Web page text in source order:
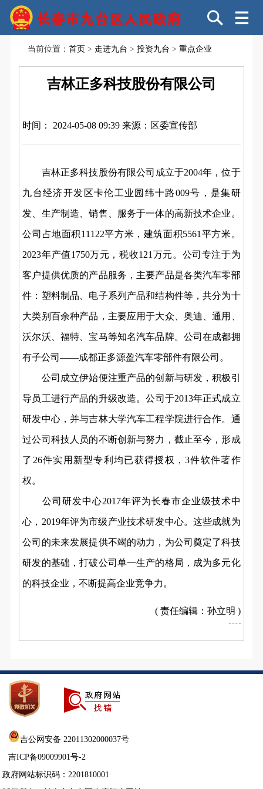
当前位置：首页 > 走进九台 >投资九台 >重点企业
吉林正多科技股份有限公司
时间： 2024-05-08 09:39来源：区委宣传部
吉林正多科技股份有限公司成立于2004年，位于
九台经济开发区卡伦工业园纬十路009号，是集研
发、生产制造、销售、服务于一体的高新技术企业。
公司占地面积11122平方米，建筑面积5561平方米。
2023年产值1750万元，税收121万元。公司专注于为
客户提供优质的产品服务，主要产品是各类汽车零部
件：塑料制品、电子系列产品和结构件等，共分为十
大类别百余种产品，主要应用于大众、奥迪、通用、
沃尔沃、福特、宝马等知名汽车品牌。公司在成都拥
有子公司——成都正多源盈汽车零部件有限公司。
公司成立伊始便注重产品的创新与研发，积极引
导员工进行产品的升级改造。公司于2013年正式成立
研发中心，并与吉林大学汽车工程学院进行合作。通
过公司科技人员的不断创新与努力，截止至今，形成
了26件实用新型专利均已获得授权，3件软件著作
权。
公司研发中心2017年评为长春市企业级技术中
心，2019年评为市级产业技术研发中心。这些成就为
公司的未来发展提供不竭的动力，为公司奠定了科技
研发的基础，打破公司单一生产的格局，成为多元化
的科技企业，不断提高企业竞争力。
( 责任编辑：孙立明 )
吉公网安备 22011302000037号
吉ICP备09009901号-2
政府网站标识码：2201810001